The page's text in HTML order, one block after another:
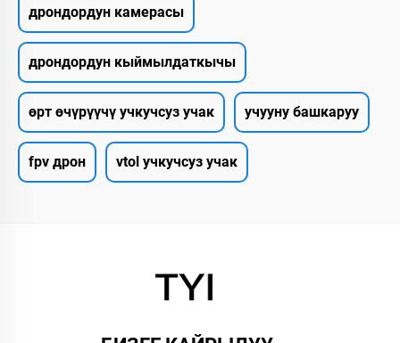
дрондордун камерасы
дрондордун кыймылдаткычы
өрт өчүрүүчү учкучсуз учак учууну башкаруу
fpv дрон vtol учкучсуз учак